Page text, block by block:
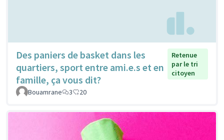
Des paniers de basket dans les
quartiers, sport entre ami.e.s et en
famille, ça vous dit?
Retenue
par le tri
citoyen
Bouamrane 3 20